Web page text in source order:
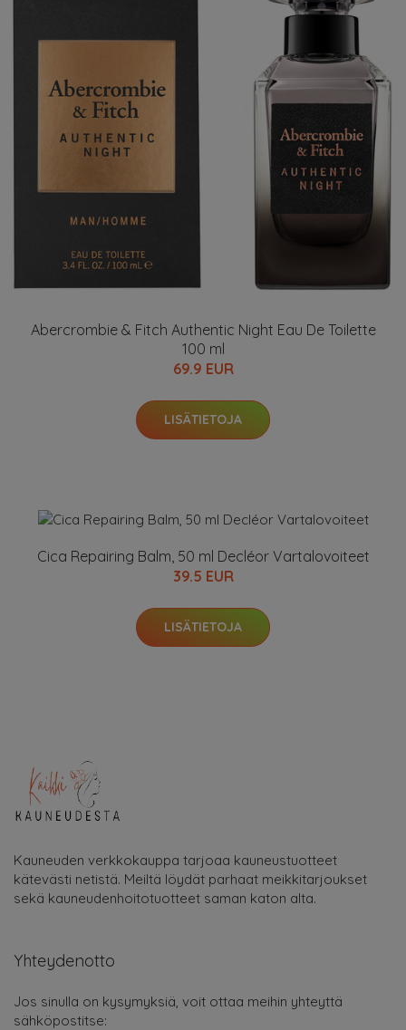
Abercrombie & Fitch Authentic Night Eau De Toilette
100 ml
69.9 EUR
LISÄTIETOJA
Cica Repairing Balm, 50 ml Decléor Vartalovoiteet
39.5 EUR
LISÄTIETOJA
Kauneuden verkkokauppa tarjoaa kauneustuotteet
kätevästi netistä. Meiltä löydät parhaat meikkitarjoukset
sekä kauneudenhoitotuotteet saman katon alta.
Yhteydenotto
Jos sinulla on kysymyksiä, voit ottaa meihin yhteyttä
sähköpostitse: